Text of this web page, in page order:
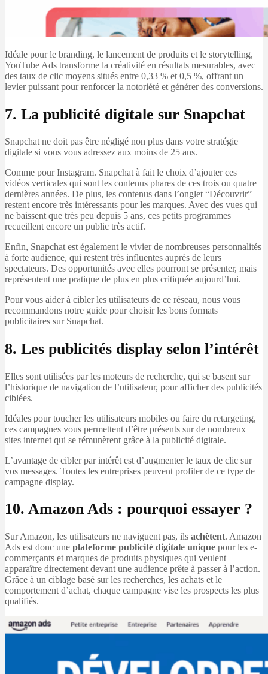
Idéale pour le branding, le lancement de produits et le storytelling,
YouTube Ads transforme la créativité en résultats mesurables, avec
des taux de clic moyens situés entre 0,33 % et 0,5 %, offrant un
levier puissant pour renforcer la notoriété et générer des conversions.
7. La publicité digitale sur Snapchat
Snapchat ne doit pas être négligé non plus dans votre stratégie
digitale si vous vous adressez aux moins de 25 ans.
Comme pour Instagram. Snapchat à fait le choix d’ajouter ces
vidéos verticales qui sont les contenus phares de ces trois ou quatre
dernières années. De plus, les contenus dans l’onglet “Découvrir”
restent encore très intéressants pour les marques. Avec des vues qui
ne baissent que très peu depuis 5 ans, ces petits programmes
recueillent encore un public très actif.
Enfin, Snapchat est également le vivier de nombreuses personnalités
à forte audience, qui restent très influentes auprès de leurs
spectateurs. Des opportunités avec elles pourront se présenter, mais
représentent une pratique de plus en plus critiquée aujourd’hui.
Pour vous aider à cibler les utilisateurs de ce réseau, nous vous
recommandons notre guide pour choisir les bons formats
publicitaires sur Snapchat.
8. Les publicités display selon l’intérêt
Elles sont utilisées par les moteurs de recherche, qui se basent sur
l’historique de navigation de l’utilisateur, pour afficher des publicités
ciblées.
Idéales pour toucher les utilisateurs mobiles ou faire du retargeting,
ces campagnes vous permettent d’être présents sur de nombreux
sites internet qui se rémunèrent grâce à la publicité digitale.
L’avantage de cibler par intérêt est d’augmenter le taux de clic sur
vos messages. Toutes les entreprises peuvent profiter de ce type de
campagne display.
10. Amazon Ads : pourquoi essayer ?
Sur Amazon, les utilisateurs ne naviguent pas, ils achètent. Amazon
Ads est donc une plateforme publicité digitale unique pour les e-
commerçants et marques de produits physiques qui veulent
apparaître directement devant une audience prête à passer à l’action.
Grâce à un ciblage basé sur les recherches, les achats et le
comportement d’achat, chaque campagne vise les prospects les plus
qualifiés.